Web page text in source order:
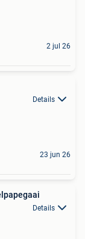
2 jul 26
Details
23 jun 26
Details